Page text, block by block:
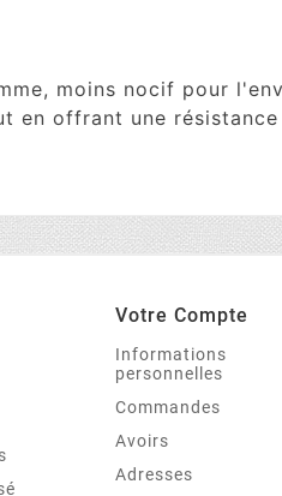
moins nocif pour
offrant une
Votre Compte
Informations
personnelles
Commandes
Avoirs
Adresses